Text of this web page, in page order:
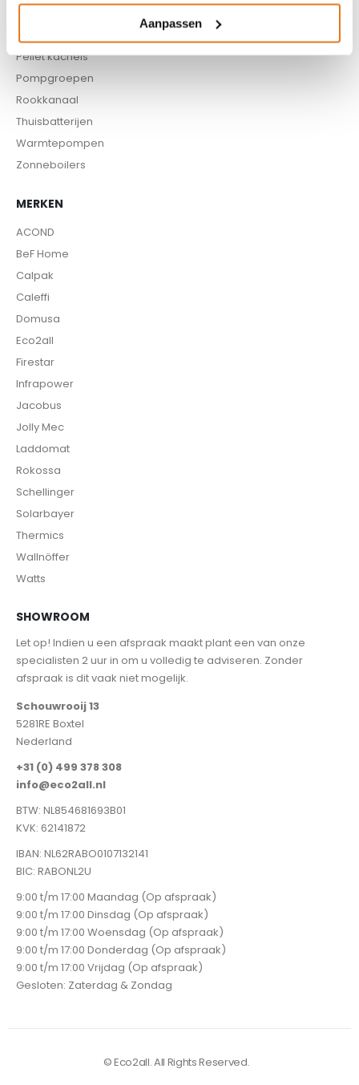
Aanpassen
Pellet kachels
Pompgroepen
Rookkanaal
Thuisbatterijen
Warmtepompen
Zonneboilers
MERKEN
ACOND
BeF Home
Calpak
Caleffi
Domusa
Eco2all
Firestar
Infrapower
Jacobus
Jolly Mec
Laddomat
Rokossa
Schellinger
Solarbayer
Thermics
Wallnöffer
Watts
SHOWROOM
Let op! Indien u een afspraak maakt plant een van onze
specialisten 2 uur in om u volledig te adviseren. Zonder
afspraak is dit vaak niet mogelijk.
Schouwrooij 13
5281RE Boxtel
Nederland
+31 (0) 499 378 308
info@eco2all.nl
BTW: NL854681693B01
KVK: 62141872
IBAN: NL62RABO0107132141
BIC: RABONL2U
9:00 t/m 17:00 Maandag (Op afspraak)
9:00 t/m 17:00 Dinsdag (Op afspraak)
9:00 t/m 17:00 Woensdag (Op afspraak)
9:00 t/m 17:00 Donderdag (Op afspraak)
9:00 t/m 17:00 Vrijdag (Op afspraak)
Gesloten: Zaterdag & Zondag
© Eco2all. All Rights Reserved.